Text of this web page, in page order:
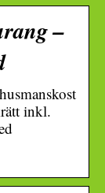
–
inkl.